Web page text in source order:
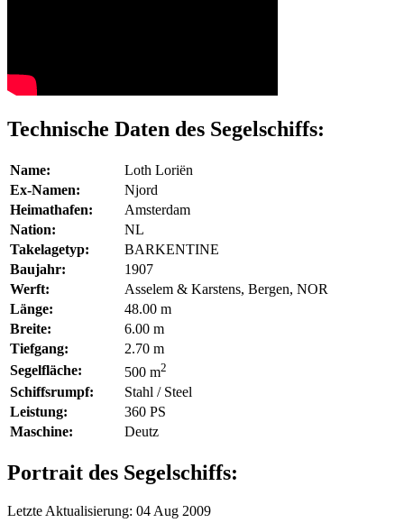
Technische Daten des Segelschiffs:
Name:
Loth Loriën
Ex-Namen:
Njord
Heimathafen:
Amsterdam
Nation:
NL
Takelagetyp:
BARKENTINE
Baujahr:
1907
Werft:
Asselem & Karstens, Bergen, NOR
Länge:
48.00 m
Breite:
6.00 m
Tiefgang:
2.70 m
Segelfläche:
500 m2
Schiffsrumpf:
Stahl / Steel
Leistung:
360 PS
Maschine:
Deutz
Portrait des Segelschiffs:
Letzte Aktualisierung: 04 Aug 2009